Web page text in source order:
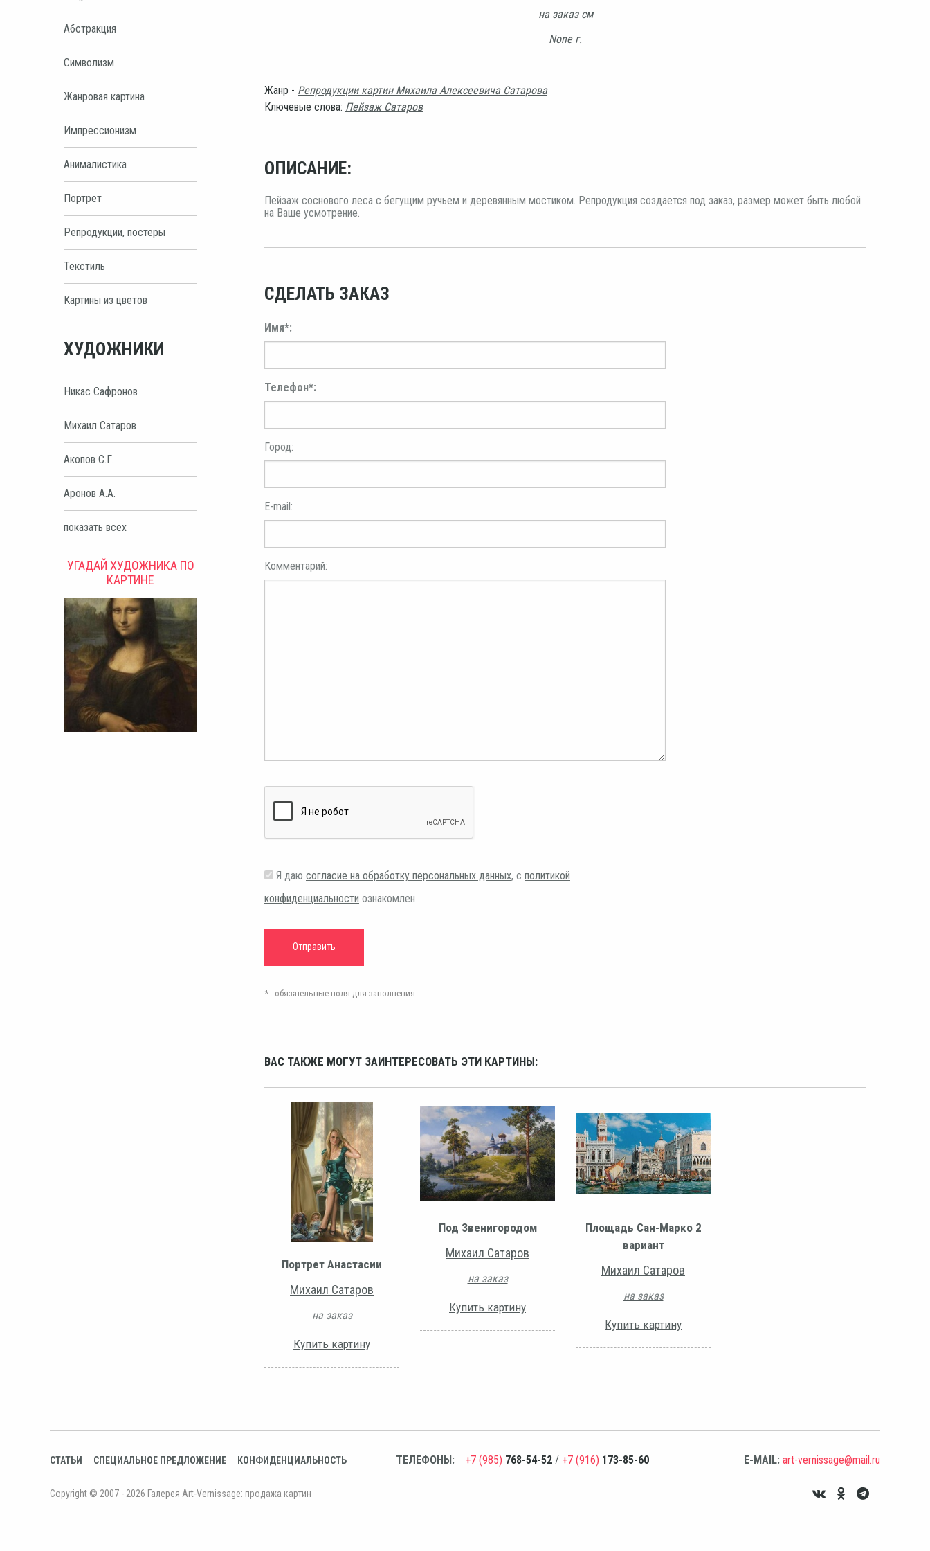
Абстракция
Символизм
Жанровая картина
Импрессионизм
Анималистика
Портрет
Репродукции, постеры
Текстиль
Картины из цветов
ХУДОЖНИКИ
Никас Сафронов
Михаил Сатаров
Акопов С.Г.
Аронов А.А.
показать всех
УГАДАЙ ХУДОЖНИКА ПО
КАРТИНЕ
на заказ см
None г.
Жанр - Репродукции картин Михаила Алексеевича Сатарова
Ключевые слова: Пейзаж Сатаров
ОПИСАНИЕ:
Пейзаж соснового леса с бегущим ручьем и деревянным мостиком. Репродукция создается под заказ, размер может быть любой
на Ваше усмотрение.
СДЕЛАТЬ ЗАКАЗ
Имя*:
Телефон*:
Город:
E-mail:
Комментарий:
Я даю согласие на обработку персональных данных, с политикой
конфиденциальности ознакомлен
* - обязательные поля для заполнения
ВАС ТАКЖЕ МОГУТ ЗАИНТЕРЕСОВАТЬ ЭТИ КАРТИНЫ:
Портрет Анастасии
Михаил Сатаров
на заказ
Купить картину
Под Звенигородом
Михаил Сатаров
на заказ
Купить картину
Площадь Сан-Марко 2
вариант
Михаил Сатаров
на заказ
Купить картину
СТАТЬИ СПЕЦИАЛЬНОЕ ПРЕДЛОЖЕНИЕ КОНФИДЕНЦИАЛЬНОСТЬ ТЕЛЕФОНЫ: +7 (985) 768-54-52 / +7 (916) 173-85-60 E-MAIL: art-vernissage@mail.ru
Copyright © 2007 - 2026 Галерея Art-Vernissage: продажа картин